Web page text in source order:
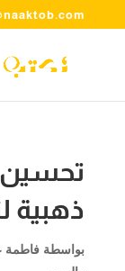
ذهبية
بواسطة فاطمة